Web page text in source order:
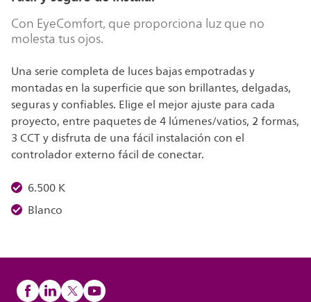
Con EyeComfort, que proporciona luz que no
molesta tus ojos.
Una serie completa de luces bajas empotradas y
montadas en la superficie que son brillantes, delgadas,
seguras y confiables. Elige el mejor ajuste para cada
proyecto, entre paquetes de 4 lúmenes/vatios, 2 formas,
3 CCT y disfruta de una fácil instalación con el
controlador externo fácil de conectar.
6.500 K
Blanco